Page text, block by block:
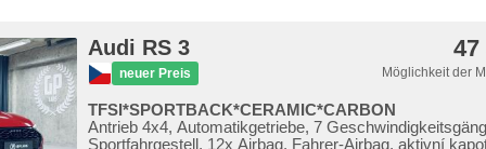
Klimaautomatik, Uhr Spur, USB, Lichtsensor, Blind Spot
Überwachung der Ermüdung des Fahrers, bezdrátová
mobilních telefonů, LED denní svícení, zatmavená
Audi RS 3
neuer Preis
47
Möglichkeit der
TFSI*SPORTBACK*CERAMIC*CARBON
Antrieb 4x4, Automatikgetriebe, 7
Sportfahrgestell, 12x Airbag, Fahrer-Airbag, aktivní